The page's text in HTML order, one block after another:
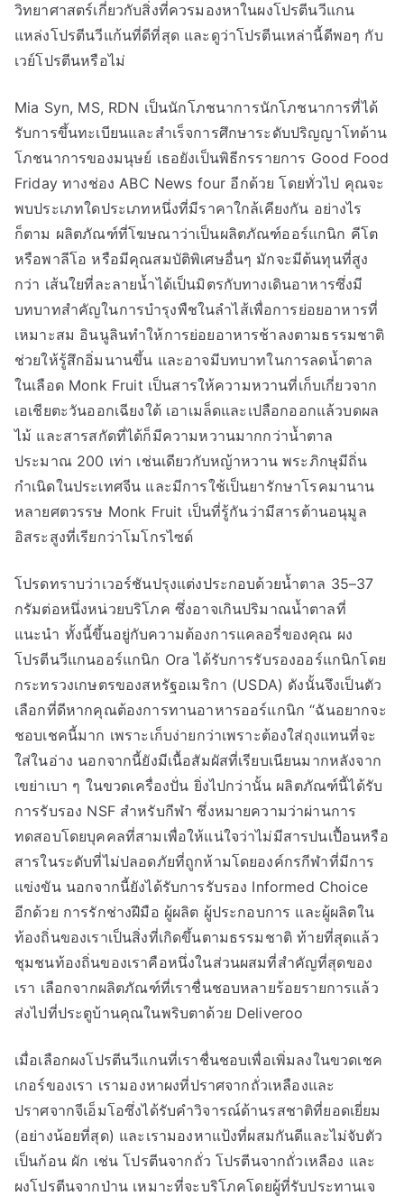
วิทยาศาสตร์เกี่ยวกับสิ่งที่ควรมองหาในผงโปรตีนวีแกน
แหล่งโปรตีนวีแก้นที่ดีที่สุด และดูว่าโปรตีนเหล่านี้ดีพอๆ กับ
เวย์โปรตีนหรือไม่
Mia Syn, MS, RDN เป็นนักโภชนาการนักโภชนาการที่ได้
รับการขึ้นทะเบียนและสำเร็จการศึกษาระดับปริญญาโทด้าน
โภชนาการของมนุษย์ เธอยังเป็นพิธีกรรายการ Good Food
Friday ทางช่อง ABC News four อีกด้วย โดยทั่วไป คุณจะ
พบประเภทใดประเภทหนึ่งที่มีราคาใกล้เคียงกัน อย่างไร
ก็ตาม ผลิตภัณฑ์ที่โฆษณาว่าเป็นผลิตภัณฑ์ออร์แกนิก คีโต
หรือพาลีโอ หรือมีคุณสมบัติพิเศษอื่นๆ มักจะมีต้นทุนที่สูง
กว่า เส้นใยที่ละลายน้ำได้เป็นมิตรกับทางเดินอาหารซึ่งมี
บทบาทสำคัญในการบำรุงพืชในลำไส้เพื่อการย่อยอาหารที่
เหมาะสม อินนูลินทำให้การย่อยอาหารช้าลงตามธรรมชาติ
ช่วยให้รู้สึกอิ่มนานขึ้น และอาจมีบทบาทในการลดน้ำตาล
ในเลือด Monk Fruit เป็นสารให้ความหวานที่เก็บเกี่ยวจาก
เอเชียตะวันออกเฉียงใต้ เอาเมล็ดและเปลือกออกแล้วบดผล
ไม้ และสารสกัดที่ได้ก็มีความหวานมากกว่าน้ำตาล
ประมาณ 200 เท่า เช่นเดียวกับหญ้าหวาน พระภิกษุมีถิ่น
กำเนิดในประเทศจีน และมีการใช้เป็นยารักษาโรคมานาน
หลายศตวรรษ Monk Fruit เป็นที่รู้กันว่ามีสารต้านอนุมูล
อิสระสูงที่เรียกว่าโมโกรไซด์
โปรดทราบว่าเวอร์ชันปรุงแต่งประกอบด้วยน้ำตาล 35–37
กรัมต่อหนึ่งหน่วยบริโภค ซึ่งอาจเกินปริมาณน้ำตาลที่
แนะนำ ทั้งนี้ขึ้นอยู่กับความต้องการแคลอรี่ของคุณ ผง
โปรตีนวีแกนออร์แกนิก Ora ได้รับการรับรองออร์แกนิกโดย
กระทรวงเกษตรของสหรัฐอเมริกา (USDA) ดังนั้นจึงเป็นตัว
เลือกที่ดีหากคุณต้องการทานอาหารออร์แกนิก “ฉันอยากจะ
ชอบเชคนี้มาก เพราะเก็บง่ายกว่าเพราะต้องใส่ถุงแทนที่จะ
ใส่ในอ่าง นอกจากนี้ยังมีเนื้อสัมผัสที่เรียบเนียนมากหลังจาก
เขย่าเบา ๆ ในขวดเครื่องปั่น ยิ่งไปกว่านั้น ผลิตภัณฑ์นี้ได้รับ
การรับรอง NSF สำหรับกีฬา ซึ่งหมายความว่าผ่านการ
ทดสอบโดยบุคคลที่สามเพื่อให้แน่ใจว่าไม่มีสารปนเปื้อนหรือ
สารในระดับที่ไม่ปลอดภัยที่ถูกห้ามโดยองค์กรกีฬาที่มีการ
แข่งขัน นอกจากนี้ยังได้รับการรับรอง Informed Choice
อีกด้วย การรักช่างฝีมือ ผู้ผลิต ผู้ประกอบการ และผู้ผลิตใน
ท้องถิ่นของเราเป็นสิ่งที่เกิดขึ้นตามธรรมชาติ ท้ายที่สุดแล้ว
ชุมชนท้องถิ่นของเราคือหนึ่งในส่วนผสมที่สำคัญที่สุดของ
เรา เลือกจากผลิตภัณฑ์ที่เราชื่นชอบหลายร้อยรายการแล้ว
ส่งไปที่ประตูบ้านคุณในพริบตาด้วย Deliveroo
เมื่อเลือกผงโปรตีนวีแกนที่เราชื่นชอบเพื่อเพิ่มลงในขวดเชค
เกอร์ของเรา เรามองหาผงที่ปราศจากถั่วเหลืองและ
ปราศจากจีเอ็มโอซึ่งได้รับคำวิจารณ์ด้านรสชาติที่ยอดเยี่ยม
(อย่างน้อยที่สุด) และเรามองหาแป้งที่ผสมกันดีและไม่จับตัว
เป็นก้อน ผัก เช่น โปรตีนจากถั่ว โปรตีนจากถั่วเหลือง และ
ผงโปรตีนจากป่าน เหมาะที่จะบริโภคโดยผู้ที่รับประทานเจ